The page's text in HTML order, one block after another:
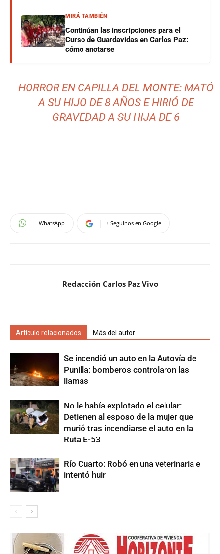
MIRÁ TAMBIÉN
Continúan las inscripciones para el
Curso de Guardavidas en Carlos Paz:
cómo anotarse
HORROR EN CAPILLA DEL MONTE: MATÓ
A SU HIJO DE 8 AÑOS E HIRIÓ DE
GRAVEDAD A SU HIJA DE 6
WhatsApp + Seguinos en Google
Redacción Carlos Paz Vivo
Artículo relacionados Más del autor
Se incendió un auto en la Autovía de
Punilla: bomberos controlaron las
llamas
No le había explotado el celular:
Detienen al esposo de la mujer que
murió tras incendiarse el auto en la
Ruta E-53
Río Cuarto: Robó en una veterinaria e
intentó huir